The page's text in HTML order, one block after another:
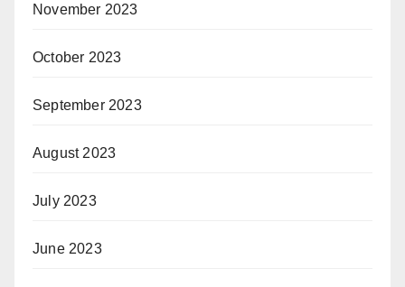
November 2023
October 2023
September 2023
August 2023
July 2023
June 2023